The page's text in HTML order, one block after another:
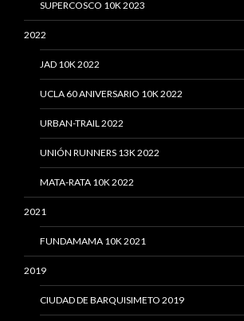
SUPERCOSCO 10K 2023
2022
JAD 10K 2022
UCLA 60 ANIVERSARIO 10K 2022
URBAN-TRAIL 2022
UNIÓN RUNNERS 13K 2022
MATA-RATA 10K 2022
2021
FUNDAMAMA 10K 2021
2019
CIUDAD DE BARQUISIMETO 2019